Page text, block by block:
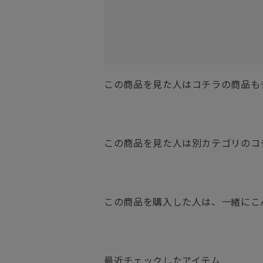
この商品を見た人はコチラの商品
この商品を見た人は別カテゴリの
この商品を購入した人は、一緒に
最近チェックしたアイテム